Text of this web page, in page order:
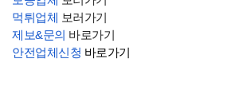
먹튀업체 보러가기
제보&문의 바로가기
안전업체신청 바로가기